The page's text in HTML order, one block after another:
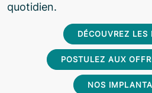
quotidien.
DÉCOUVREZ LES
POSTULEZ AUX
NOS